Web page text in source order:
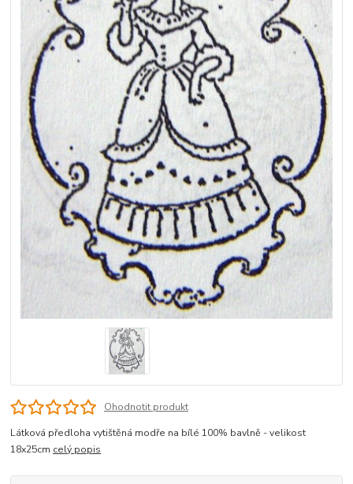
Ohodnotit produkt
Látková předloha vytištěná modře na bílé 100% bavlně - velikost
18x25cm celý popis